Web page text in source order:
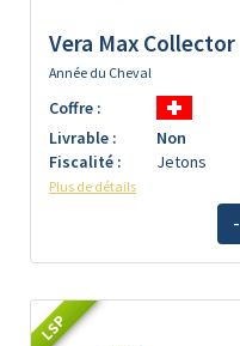
Vera Max Collector
Année du Cheval
Coffre :
Livrable :
Non
Fiscalité :
Jetons
Plus de détails
-
LSP